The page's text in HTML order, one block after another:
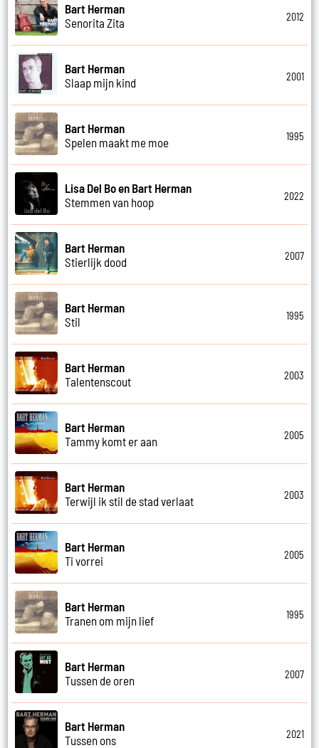
Bart Herman
Senorita Zita
2012
Bart Herman
Slaap mijn kind
2001
Bart Herman
Spelen maakt me moe
1995
Lisa Del Bo en Bart Herman
Stemmen van hoop
2022
Bart Herman
Stierlijk dood
2007
Bart Herman
Stil
1995
Bart Herman
Talentenscout
2003
Bart Herman
Tammy komt er aan
2005
Bart Herman
Terwijl ik stil de stad verlaat
2003
Bart Herman
Ti vorrei
2005
Bart Herman
Tranen om mijn lief
1995
Bart Herman
Tussen de oren
2007
Bart Herman
Tussen ons
2021